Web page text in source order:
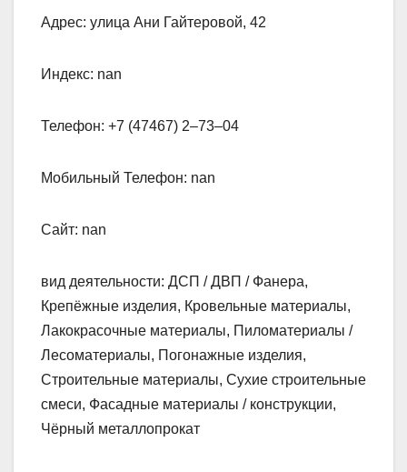
Адрес: улица Ани Гайтеровой, 42
Индекс: nan
Телефон: +7 (47467) 2‒73‒04
Мобильный Телефон: nan
Сайт: nan
вид деятельности: ДСП / ДВП / Фанера,
Крепёжные изделия, Кровельные материалы,
Лакокрасочные материалы, Пиломатериалы /
Лесоматериалы, Погонажные изделия,
Строительные материалы, Сухие строительные
смеси, Фасадные материалы / конструкции,
Чёрный металлопрокат